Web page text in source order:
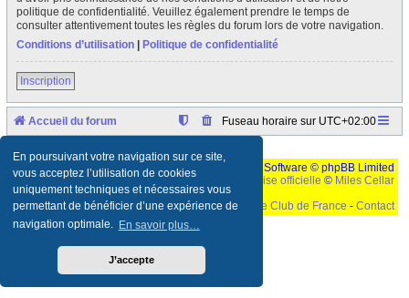
En poursuivant votre navigation sur ce site,
vous acceptez l’utilisation de cookies
uniquement techniques et nécessaires vous
permettant de bénéficier d’une expérience de
navigation optimale. En savoir plus…
J’accepte
politique de confidentialité. Veuillez également prendre le temps de
consulter attentivement toutes les règles du forum lors de votre navigation.
Conditions d’utilisation
Politique de confidentialité
Inscription
Accueil du forum Fuseau horaire sur UTC+02:00
Développé parphpBB
® Forum Software © phpBB Limited
Traduction française officielle © Miles Cellar
©Le Frégate Club de France - Contact
Ceci est un texte de remplissage qui n'a pour but que forcer l'elargissement de la div page...
parametres d'affichage pas defaut de votre navigateur" faut bien trouver des paliatifs !